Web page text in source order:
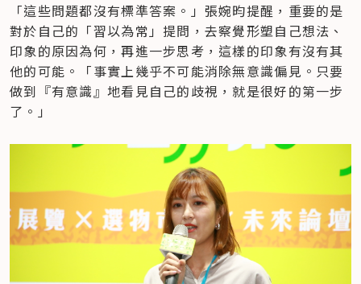
「這些問題都沒有標準答案。」張婉昀提醒，重要的是
對於自己的「習以為常」提問，去察覺形塑自己想法、
印象的原因為何，再進一步思考，這樣的印象有沒有其
他的可能。「事實上幾乎不可能消除無意識偏見。只要
做到『有意識』地看見自己的歧視，就是很好的第一步
了。」